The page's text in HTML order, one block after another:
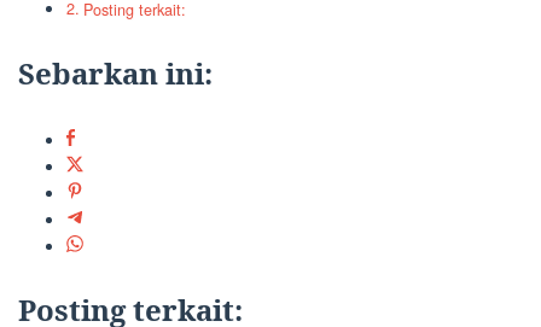
Posting terkait:
Sebarkan ini:
Posting terkait: